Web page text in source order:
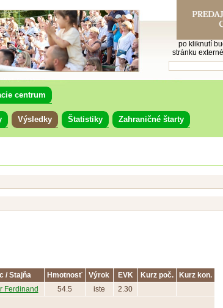
po kliknutí
stránku
centrum
Výsledky Štatistiky Zahraničné štarty
/ Stajňa Hmotnosť Výrok EVK Kurz poč. Kurz kon.
Ferdinand 54.5 iste
2.30